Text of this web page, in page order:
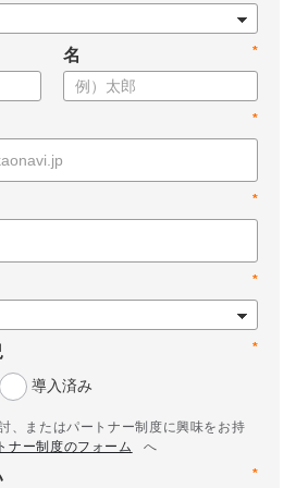
*
名
*
*
*
*
導入済み
、またはパートナー制度に興味をお持
ナー制度のフォーム
へ
*